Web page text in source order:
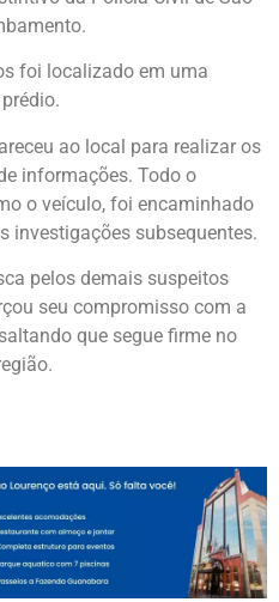
foi localizado em uma
ao local para realizar os
informações. Todo o
o veículo, foi encaminhado
investigações subsequentes.
pelos demais suspeitos
seu compromisso com a
que segue firme no